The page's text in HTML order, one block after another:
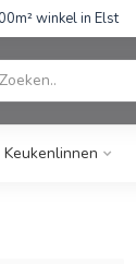
winkel in Elst
Keukenlinnen